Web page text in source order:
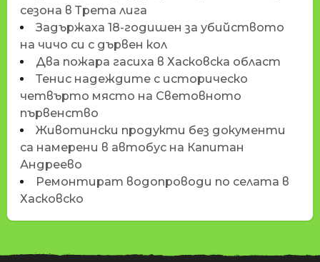
сезона в Трета лига
Задържаха 18-годишен за убийството
на чичо си с дървен кол
Два пожара гасиха в Хасковска област
Тенис надеждите с историческо
четвърто място на Световното
първенство
Животински продукти без документи
са намерени в автобус на Капитан
Андреево
Ремонтират водопроводи по селата в
Хасковско